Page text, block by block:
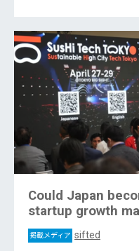
Could Japan
startup growth
掲載メディア sifted